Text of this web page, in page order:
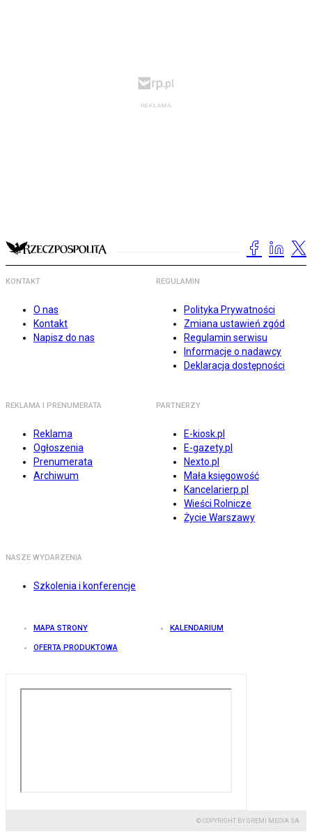
KONTAKT
O nas
Kontakt
Napisz do nas
REGULAMIN
Polityka Prywatności
Zmiana ustawień zgód
Regulamin serwisu
Informacje o nadawcy
Deklaracja dostępności
REKLAMA I PRENUMERATA
Reklama
Ogłoszenia
Prenumerata
Archiwum
PARTNERZY
E-kiosk.pl
E-gazety.pl
Nexto.pl
Mała księgowość
Kancelarierp.pl
Wieści Rolnicze
Życie Warszawy
NASZE WYDARZENIA
Szkolenia i konferencje
MAPA STRONY KALENDARIUM
OFERTA PRODUKTOWA
© COPYRIGHT BY GREMI MEDIA SA